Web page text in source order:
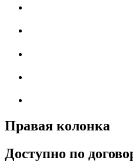
Правая колонка
Доступно по